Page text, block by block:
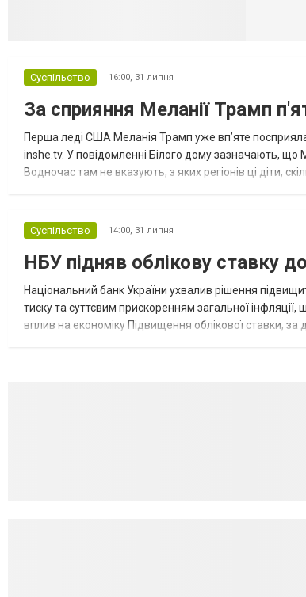
Суспільство 16:00, 31 липня
За сприяння Меланії Трамп
Перша леді США Меланія Трамп уже впʼяте
inshe.tv. У повідомленні Білого дому зазначають, що
Водночас там не вказують, з яких регіонів ці діти,
Суспільство 14:00, 31 липня
НБУ підняв облікову ставку
Національний банк України ухвалив рішення
тиску та суттєвим прискоренням загальної
вплив на економіку Підвищення облікової ставки,